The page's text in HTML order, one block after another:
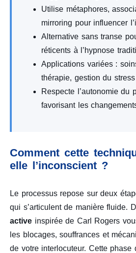
Utilise métaphores,
mirroring pour influencer
Alternative sans transe
réticents à l’hypnose
Applications variées :
thérapie, gestion du stress
Respecte l’autonomie du
favorisant les
Comment cette
elle l’inconscient ?
Le processus repose sur deux
qui s’articulent de manière fluide.
active inspirée de Carl Rogers
les blocages, souffrances et
de votre interlocuteur. Cette phase